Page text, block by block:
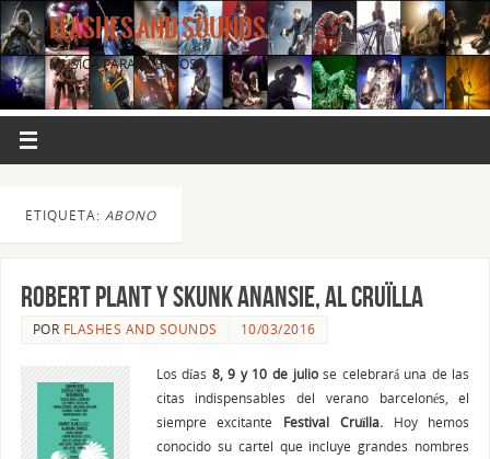
FLASHES AND SOUNDS
MÚSICA PARA LOS OJOS.
ETIQUETA: ABONO
ROBERT PLANT y SKUNK ANANSIE, AL CRUÏLLA
POR FLASHES AND SOUNDS 10/03/2016
Los días 8, 9 y 10 de juliose celebrará una de las
citas indispensables del verano barcelonés, el
siempre excitante Festival Cruïlla. Hoy hemos
conocido su cartel que incluye grandes nombres